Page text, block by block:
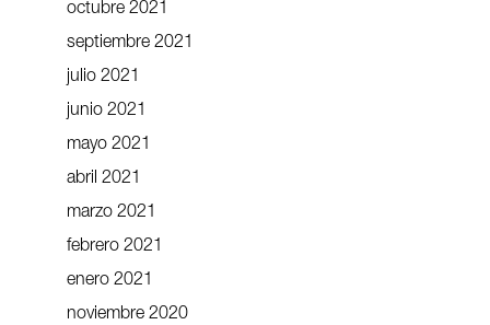
octubre 2021
septiembre 2021
julio 2021
junio 2021
mayo 2021
abril 2021
marzo 2021
febrero 2021
enero 2021
noviembre 2020